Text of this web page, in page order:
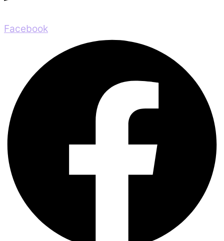
Facebook